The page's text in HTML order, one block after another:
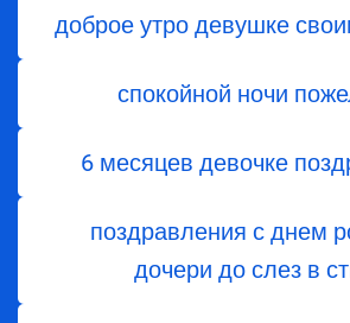
доброе утро девушке
спокойной ночи
6 месяцев девочке
поздравления с днем
дочери до слез в